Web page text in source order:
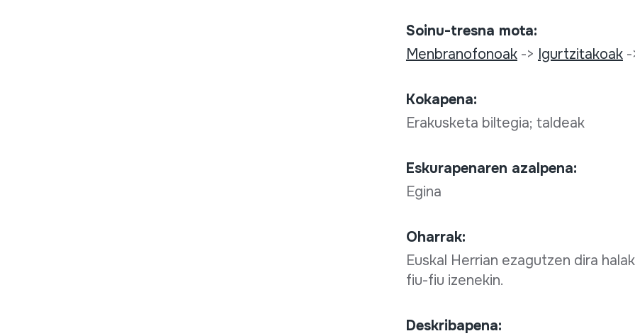
Soinu-tresna mota:
Menbranofonoak-> Igurtzitakoak-
Kokapena:
Erakusketa biltegia; taldeak
Eskurapenaren azalpena:
Egina
Oharrak:
Euskal Herrian ezagutzen dira
fiu-fiu izenekin.
Deskribapena: